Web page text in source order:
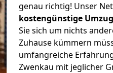
genau richtig! Unser
kostengünstige
Sie sich um nichts
Zuhause kümmern
umfangreiche
Zwenkau mit jeglicher